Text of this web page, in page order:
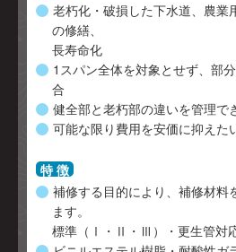
老朽化・破損した下水道、農業
の修繕、
長寿命化
1スパン全体を対象とせず、部
合
健全部と老朽部の違いを管理で
可能な限り費用を安価に抑えた
特 徴
補修する目的により、補修材料
ます。
標準（Ⅰ・Ⅱ・Ⅲ）・更生管対